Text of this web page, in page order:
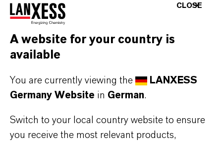
Kontakt
Investor Relations
Möchten Sie regelmäßig Informationen von
uns erhalten? Dann registrieren Sie sich für
CLOSE
A website for your country is
available
You are currently viewing the
LANXESS
Germany Website in German.
Switch to your local country website to ensure
you receive the most relevant products,